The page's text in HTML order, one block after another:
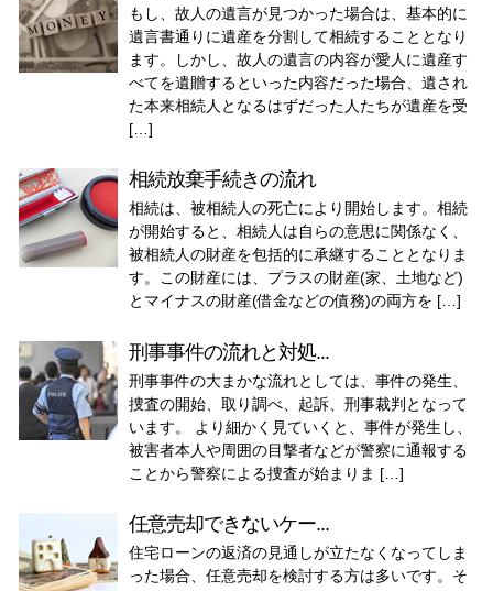
もし、故人の遺言が見つかった場合は、基本的に
遺言書通りに遺産を分割して相続することとなり
ます。しかし、故人の遺言の内容が愛人に遺産す
べてを遺贈するといった内容だった場合、遺され
た本来相続人となるはずだった人たちが遺産を受
[…]
相続放棄手続きの流れ
相続は、被相続人の死亡により開始します。相続
が開始すると、相続人は自らの意思に関係なく、
被相続人の財産を包括的に承継することとなりま
す。この財産には、プラスの財産(家、土地など)
とマイナスの財産(借金などの債務)の両方を […]
刑事事件の流れと対処...
刑事事件の大まかな流れとしては、事件の発生、
捜査の開始、取り調べ、起訴、刑事裁判となって
います。 より細かく見ていくと、事件が発生し、
被害者本人や周囲の目撃者などが警察に通報する
ことから警察による捜査が始まりま […]
任意売却できないケー...
住宅ローンの返済の見通しが立たなくなってしま
った場合、任意売却を検討する方は多いです。そ